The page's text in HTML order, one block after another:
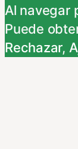
Al navegar
Puede
Rechazar,